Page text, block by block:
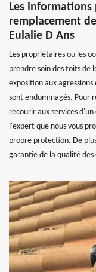
Les
remplacement
Eulalie D Ans
Les propriétaires ou les
prendre soin des toits de
exposition aux
sont endommagés. Pour
recourir aux services
l'expert que nous vous
propre protection. De
garantie de la qualité des